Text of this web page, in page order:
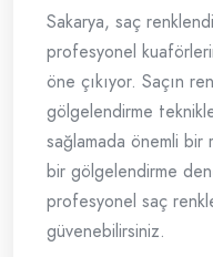
Sakarya, saç
profesyonel
öne çıkıyor. Saçın
gölgelendirme
sağlamada önemli bir
bir gölgelendirme
profesyonel saç
güvenebilirsiniz.